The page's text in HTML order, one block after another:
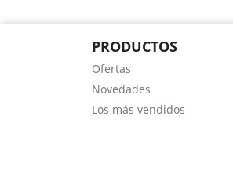
PRODUCTOS
Ofertas
Novedades
Los más vendidos